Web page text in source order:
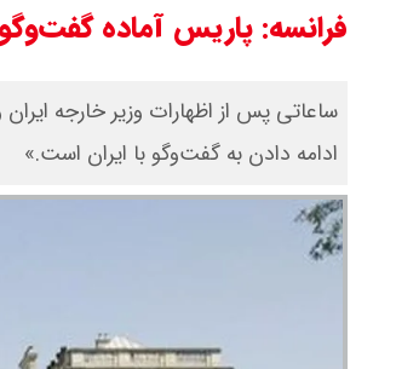
فرانسه: پاریس آماده
ساعاتی پس از اظهارات وزیر خارجه
ادامه دادن به گفت‌وگو با ایران است.»